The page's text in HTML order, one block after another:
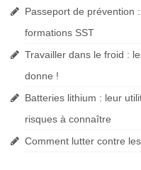
Passeport de prévention
formations SST
Travailler dans le froid :
donne !
Batteries lithium : leur
risques à connaître
Comment lutter contre